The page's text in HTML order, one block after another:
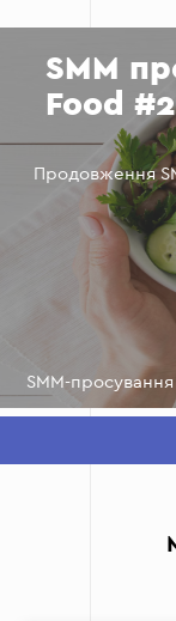
SMM
Food #2
Продовження
SMM-просування